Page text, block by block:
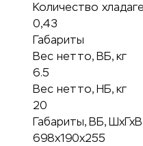
Количество
0,43
Габариты
Вес нетто, ВБ, кг
6.5
Вес нетто, НБ, кг
20
Габариты, ВБ,
698x190x255